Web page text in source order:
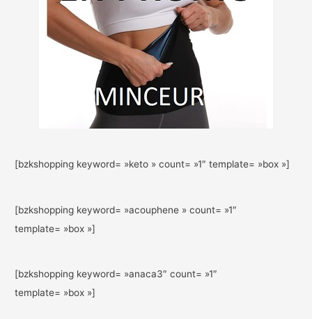
[bzkshopping keyword= »keto » count= »1″ template= »box »]
[bzkshopping keyword= »acouphene » count= »1″
template= »box »]
[bzkshopping keyword= »anaca3″ count= »1″
template= »box »]